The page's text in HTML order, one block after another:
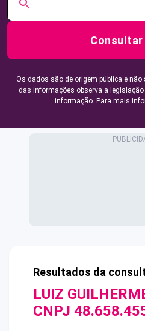
Os dados são de origem pública e
das informações observa a
informação. Para mais
Resultados da
LUIZ
CNPJ